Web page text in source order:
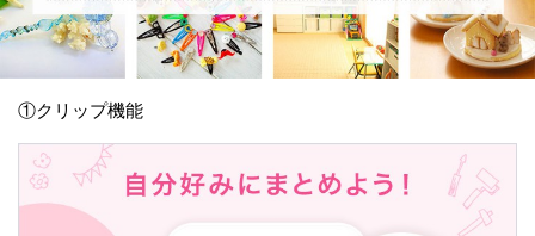
①クリップ機能